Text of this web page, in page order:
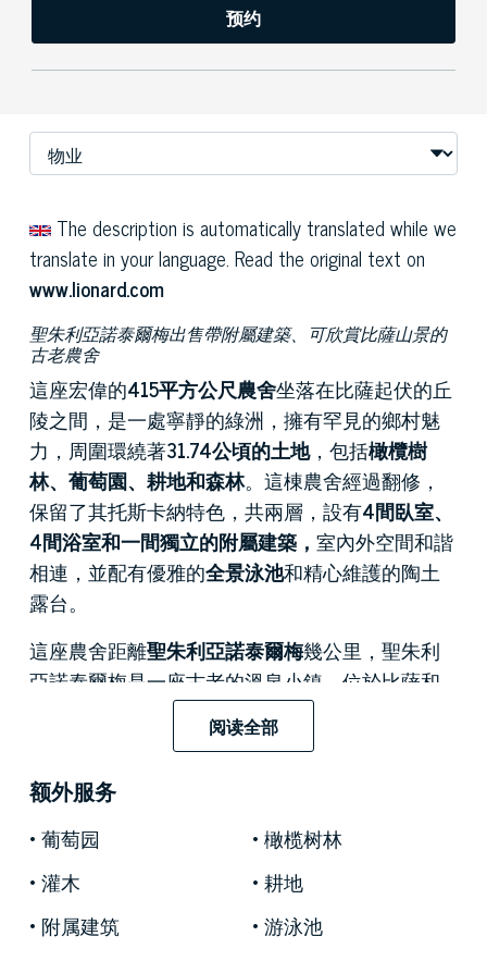
预约
The description is automatically translated while we
translate in your language. Read the original text on
www.lionard.com
聖朱利亞諾泰爾梅出售帶附屬建築、可欣賞比薩山景的
古老農舍
這座宏偉的415平方公尺農舍坐落在比薩起伏的丘
陵之間，是一處寧靜的綠洲，擁有罕見的鄉村魅
力，周圍環繞著31.74公頃的土地，包括橄欖樹
林、葡萄園、耕地和森林。這棟農舍經過翻修，
保留了其托斯卡納特色，共兩層，設有4間臥室、
4間浴室和一間獨立的附屬建築， 室內外空間和諧
相連，並配有優雅的全景泳池和精心維護的陶土
露台。
這座農舍距離聖朱利亞諾泰爾梅幾公里，聖朱利
亞諾泰爾梅是一座古老的溫泉小鎮，位於比薩和
有益健康的溫泉水
18 世紀就吸引了佛羅倫薩和比薩的貴族。這片地
區被
歷史悠久的別墅和莊園
斯卡納的貴族家庭，他們因為這裡氣候溫和、自
朱利亞諾泰爾梅是一個享有盛譽的旅遊目的地，
在這裡，時間在平緩的
風景、風景優美的小徑和
阅读全部
额外服务
葡萄园
橄榄树林
灌木
耕地
附属建筑
游泳池